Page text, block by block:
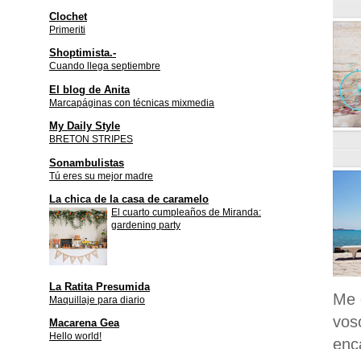
Me
Clochet
Primeriti
Shoptimista.-
Cuando llega septiembre
El blog de Anita
Marcapáginas con técnicas mixmedia
My Daily Style
BRETON STRIPES
Sonambulistas
Tú eres su mejor madre
La chica de la casa de caramelo
El cuarto cumpleaños de Miranda:
gardening party
La Ratita Presumida
Maquillaje para diario
Macarena Gea
Hello world!